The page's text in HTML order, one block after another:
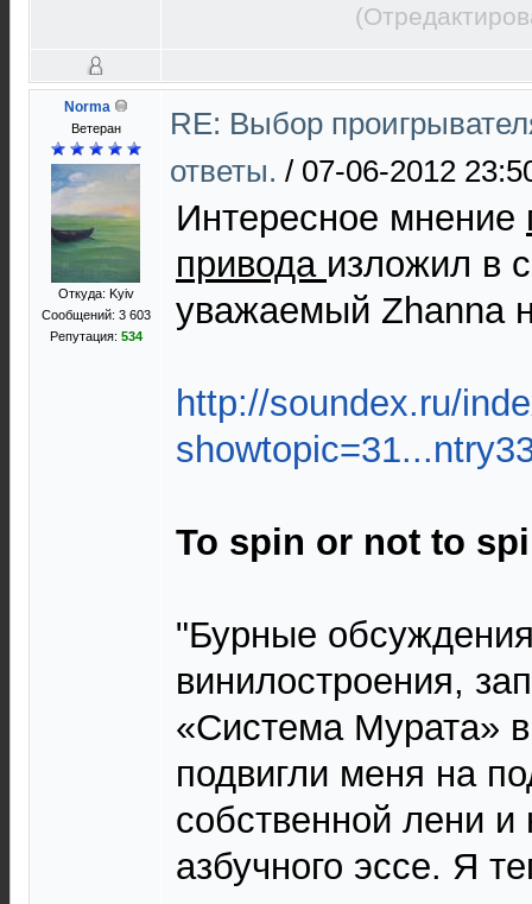
Norma
Ветеран
Откуда: Kyiv
Сообщений: 3 603
Репутация: 534
RE: Выбор
ответы. / 07-06-2012
Интересное мнение
привода изложил в
уважаемый Zhanna
http://soundex.ru/
To spin or not to
"Бурные
винилостроения,
«Система Мурата»
подвигли меня на
собственной лени и
азбучного эссе. Я